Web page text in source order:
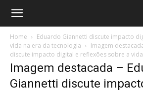
Home
Eduardo Giannetti discute impacto
vida na era da tecnologia
Imagem
discute impacto digital e reflexões sobre a
Imagem destacada –
Giannetti discute